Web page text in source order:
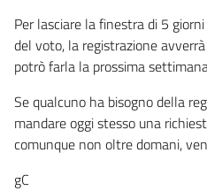
Per lasciare la finestra di 5
del voto, la registrazione
potrò farla la prossima
Se qualcuno ha bisogno della
mandare oggi stesso una
comunque non oltre domani,
gC